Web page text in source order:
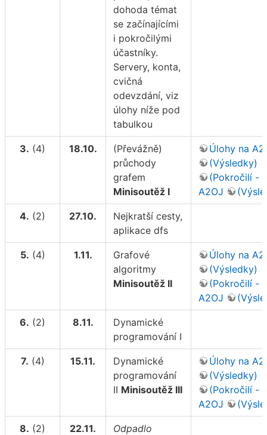
dohoda témat
se začínajícími
i pokročilými
účastníky.
Servery, konta,
cvičná
odevzdání, viz
úlohy níže pod
tabulkou
3. (4) 18.10.
(Převážně)
průchody
grafem
Minisoutěž I
Úlohy na
(Výsledky)
(Pokročilí -
A2OJ
4. (2) 27.10.
Nejkratší cesty,
aplikace dfs
5. (4) 1.11.
Grafové
algoritmy
Minisoutěž II
Úlohy na
(Výsledky)
(Pokročilí -
A2OJ
6. (2) 8.11.
Dynamické
programování I
7. (4) 15.11.
Dynamické
programování
II Minisoutěž III
Úlohy na
(Výsledky)
(Pokročilí -
A2OJ
8. (2) 22.11. Odpadlo